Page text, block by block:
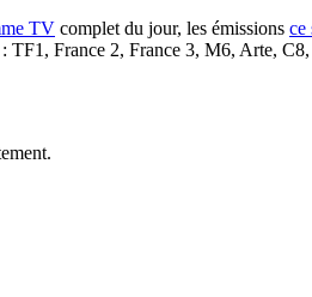
TV complet du jour, les émissions ce
TF1, France 2, France 3, M6, Arte,